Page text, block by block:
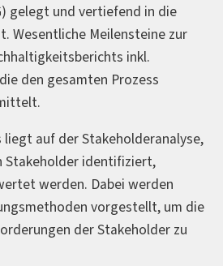
gelegt und vertiefend in die
Wesentliche Meilensteine zur
inkl.
den gesamten Prozess
liegt auf der Stakeholderanalyse,
Stakeholder identifiziert,
werden. Dabei werden
vorgestellt, um die
der Stakeholder zu